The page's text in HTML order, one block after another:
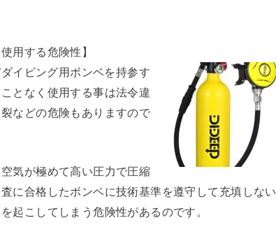
用する危険性】
イビング用ボンベを持参す
となく使用する事は法令違
などの危険もありますので
気が極めて高い圧力で圧縮
に合格したボンベに技術基準を遵守して充填しない
起こしてしまう危険性があるのです。